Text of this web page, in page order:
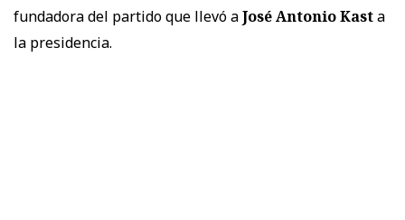
fundadora del partido que llevó aJosé Antonio Kasta
la presidencia.